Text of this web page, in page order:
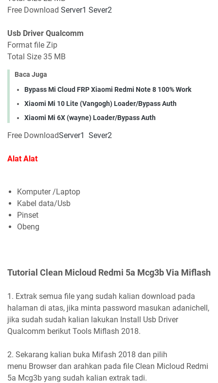
Free Download Server1 Sever2
Usb Driver Qualcomm
Format file Zip
Total Size 35 MB
Baca Juga
Bypass Mi Cloud FRP Xiaomi Redmi Note 8 100% Work
Xiaomi Mi 10 Lite (Vangogh) Loader/Bypass Auth
Xiaomi Mi 6X (wayne) Loader/Bypass Auth
Free DownloadServer1 Sever2
Alat Alat
Komputer /Laptop
Kabel data/Usb
Pinset
Obeng
Tutorial Clean Micloud Redmi 5a Mcg3b Via Miflash
1. Extrak semua file yang sudah kalian download pada
halaman di atas, jika minta password masukan adanichell,
jika sudah sudah kalian lakukan Install Usb Driver
Qualcomm berikut Tools Miflash 2018.
2. Sekarang kalian buka Mifash 2018 dan pilih
menu Browser dan arahkan pada file Clean Micloud Redmi
5a Mcg3b yang sudah kalian extrak tadi.